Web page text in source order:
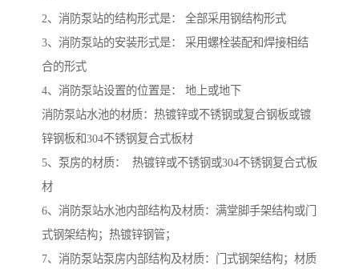
2、消防泵站的结构形式是： 全部采用钢结构形式
3、消防泵站的安装形式是： 采用螺栓装配和焊接相结
合的形式
4、消防泵站设置的位置是： 地上或地下
消防泵站水池的材质：热镀锌或不锈钢或复合钢板或镀
锌钢板和304不锈钢复合式板材
5、泵房的材质： 热镀锌或不锈钢或304不锈钢复合式板
材
6、消防泵站水池内部结构及材质：满堂脚手架结构或门
式钢架结构；热镀锌钢管；
7、消防泵站泵房内部结构及材质：门式钢架结构；材质